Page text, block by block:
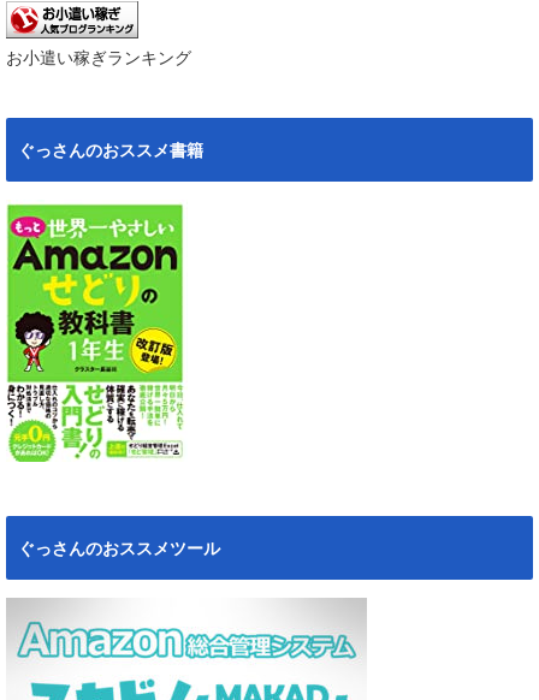
お小遣い稼ぎランキング
ぐっさんのおススメ書籍
ぐっさんのおススメツール